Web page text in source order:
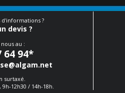
?
devis ?
au :
64 94*
surtaxé.
12h30 / 14h-18h.